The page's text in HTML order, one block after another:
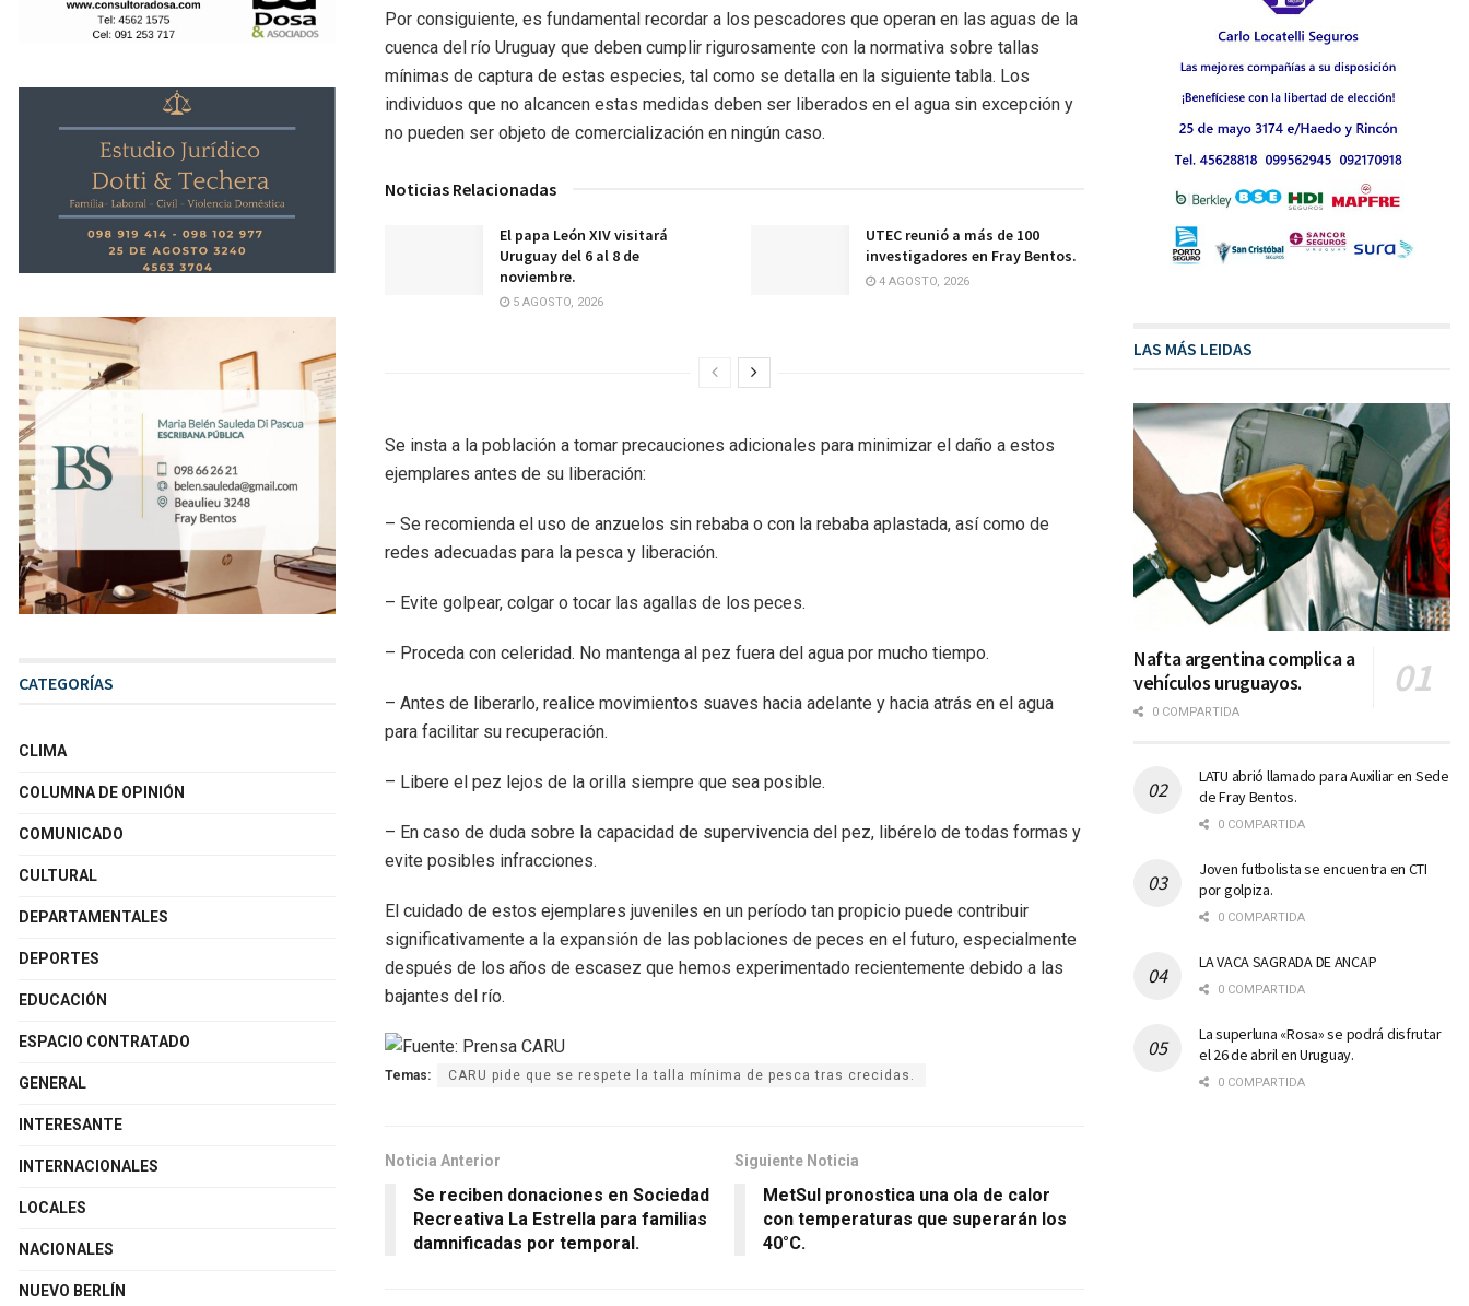
Por consiguiente, es fundamental recordar a los pescadores que operan en las aguas de la
cuenca del río Uruguay que deben cumplir rigurosamente con la normativa sobre tallas
mínimas de captura de estas especies, tal como se detalla en la siguiente tabla. Los
individuos que no alcancen estas medidas deben ser liberados en el agua sin excepción y
no pueden ser objeto de comercialización en ningún caso.
Noticias Relacionadas
El papa León XIV visitará
Uruguay del 6 al 8 de
noviembre.
5 AGOSTO, 2026
UTEC reunió a más de 100
investigadores en Fray Bentos.
4 AGOSTO, 2026
Se insta a la población a tomar precauciones adicionales para minimizar el daño a estos
ejemplares antes de su liberación:
– Se recomienda el uso de anzuelos sin rebaba o con la rebaba aplastada, así como de
redes adecuadas para la pesca y liberación.
– Evite golpear, colgar o tocar las agallas de los peces.
– Proceda con celeridad. No mantenga al pez fuera del agua por mucho tiempo.
– Antes de liberarlo, realice movimientos suaves hacia adelante y hacia atrás en el agua
para facilitar su recuperación.
– Libere el pez lejos de la orilla siempre que sea posible.
– En caso de duda sobre la capacidad de supervivencia del pez, libérelo de todas formas y
evite posibles infracciones.
El cuidado de estos ejemplares juveniles en un período tan propicio puede contribuir
significativamente a la expansión de las poblaciones de peces en el futuro, especialmente
después de los años de escasez que hemos experimentado recientemente debido a las
bajantes del río.
Temas: CARU pide que se respete la talla mínima de pesca tras crecidas.
Noticia Anterior
Se reciben donaciones en Sociedad
Recreativa La Estrella para familias
damnificadas por temporal.
Siguiente Noticia
MetSul pronostica una ola de calor
con temperaturas que superarán los
40°C.
CATEGORÍAS
CLIMA
COLUMNA DE OPINIÓN
COMUNICADO
CULTURAL
DEPARTAMENTALES
DEPORTES
EDUCACIÓN
ESPACIO CONTRATADO
GENERAL
INTERESANTE
INTERNACIONALES
LOCALES
NACIONALES
NUEVO BERLÍN
LAS MÁS LEIDAS
Nafta argentina complica a
vehículos uruguayos.
0 COMPARTIDA
LATU abrió llamado para Auxiliar en Sede
de Fray Bentos.
0 COMPARTIDA
Joven futbolista se encuentra en CTI
por golpiza.
0 COMPARTIDA
LA VACA SAGRADA DE ANCAP
0 COMPARTIDA
La superluna «Rosa» se podrá disfrutar
el 26 de abril en Uruguay.
0 COMPARTIDA